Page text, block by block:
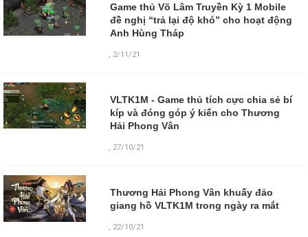
Game thủ Võ Lâm Truyền Kỳ 1 Mobile
đề nghị “trả lại độ khó” cho hoạt động
Anh Hùng Tháp
, 2/11/21
VLTK1M - Game thủ tích cực chia sẻ bí
kíp và đóng góp ý kiến cho Thương
Hải Phong Vân
, 27/10/21
Thương Hải Phong Vân khuấy đảo
giang hồ VLTK1M trong ngày ra mắt
, 22/10/21